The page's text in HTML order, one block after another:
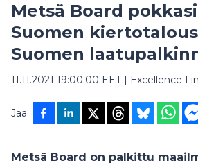
Metsä Board
Suomen
Suomen
11.11.2021 19:00:00 EET| Excellence
Jaa
Metsä Board on palkittu